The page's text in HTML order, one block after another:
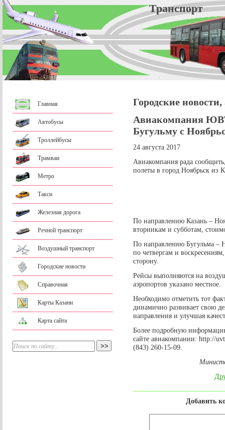
Главная
Автобусы
Троллейбусы
Трамваи
Метро
Такси
Железная дорога
Речной транспорт
Воздушный транспорт
Городские новости
Справочная
Карты Казани
Карта сайта
Городские
Авиакомпания
Бугульму с
24 августа 2017
Авиакомпания рада
полеты в город Ноябрьск из
По направлению Казань –
вторникам и субботам,
По направлению Бугульма –
по четвергам и
сторону.
Рейсы выполняются на
аэропортов указано местное.
Необходимо отметить тот
динамично развивает свою
направления и улучшая
Более подробную
сайте авиакомпании: http://
(843) 260-15-09.
Добавить